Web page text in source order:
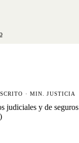
· MIN. JUSTICIA
judiciales y de seguros